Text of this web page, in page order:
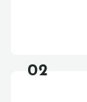
02